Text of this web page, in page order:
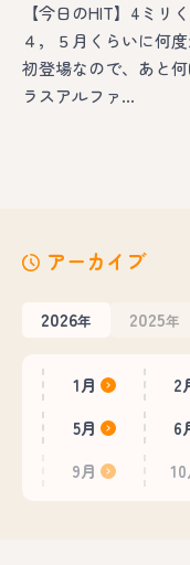
【今日のHIT】4ミリ
４，５月くらいに何
初登場なので、あと
ラスアルファ…
アーカイブ
2026年 2025年
1月 2
5月
6
9月
10